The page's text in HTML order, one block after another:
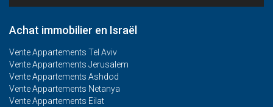
Achat immobilier en Israël
Vente Appartements Tel Aviv
Vente Appartements Jerusalem
Vente Appartements Ashdod
Vente Appartements Netanya
Vente Appartements Eilat